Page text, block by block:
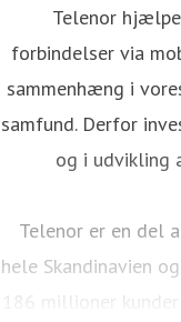
Telenor
forbindelser via
sammenhæng i
samfund. Derfor
og i udvikling
Telenor er en del
hele Skandinavien
186 millioner kunder